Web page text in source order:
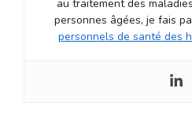
au traitement des
personnes âgées, je fais
personnels de santé des